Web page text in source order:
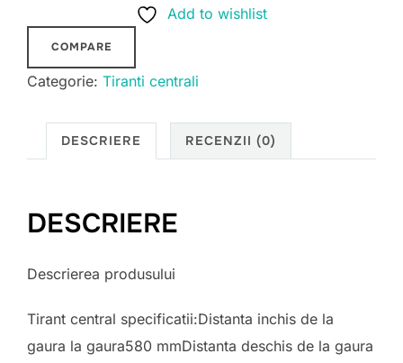
Add to wishlist
COMPARE
Categorie: Tiranti centrali
DESCRIERE RECENZII (0)
DESCRIERE
Descrierea produsului
Tirant central specificatii:Distanta inchis de la
gaura la gaura580 mmDistanta deschis de la gaura